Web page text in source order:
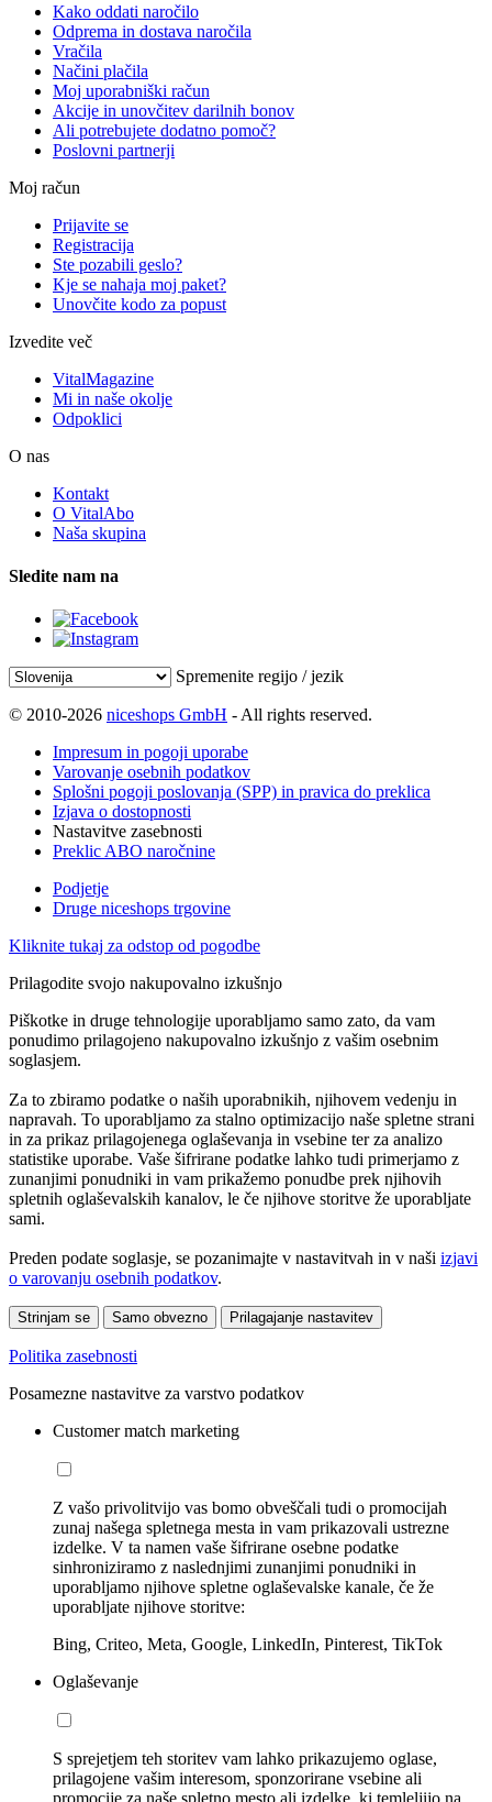
Kako oddati naročilo
Odprema in dostava naročila
Vračila
Načini plačila
Moj uporabniški račun
Akcije in unovčitev darilnih bonov
Ali potrebujete dodatno pomoč?
Poslovni partnerji
Moj račun
Prijavite se
Registracija
Ste pozabili geslo?
Kje se nahaja moj paket?
Unovčite kodo za popust
Izvedite več
VitalMagazine
Mi in naše okolje
Odpoklici
O nas
Kontakt
O VitalAbo
Naša skupina
Sledite nam na
Spremenite regijo / jezik
© 2010-2026 niceshops GmbH - All rights reserved.
Impresum in pogoji uporabe
Varovanje osebnih podatkov
Splošni pogoji poslovanja (SPP) in pravica do preklica
Izjava o dostopnosti
Nastavitve zasebnosti
Preklic ABO naročnine
Podjetje
Druge niceshops trgovine
Kliknite tukaj za odstop od pogodbe
Prilagodite svojo nakupovalno izkušnjo
Piškotke in druge tehnologije uporabljamo samo zato, da vam
ponudimo prilagojeno nakupovalno izkušnjo z vašim osebnim
soglasjem.
Za to zbiramo podatke o naših uporabnikih, njihovem vedenju in
napravah. To uporabljamo za stalno optimizacijo naše spletne strani
in za prikaz prilagojenega oglaševanja in vsebine ter za analizo
statistike uporabe. Vaše šifrirane podatke lahko tudi primerjamo z
zunanjimi ponudniki in vam prikažemo ponudbe prek njihovih
spletnih oglaševalskih kanalov, le če njihove storitve že uporabljate
sami.
Preden podate soglasje, se pozanimajte v nastavitvah in v naši izjavi
o varovanju osebnih podatkov.
Strinjam se Samo obvezno Prilagajanje nastavitev
Politika zasebnosti
Posamezne nastavitve za varstvo podatkov
Customer match marketing
Z vašo privolitvijo vas bomo obveščali tudi o promocijah
zunaj našega spletnega mesta in vam prikazovali ustrezne
izdelke. V ta namen vaše šifrirane osebne podatke
sinhroniziramo z naslednjimi zunanjimi ponudniki in
uporabljamo njihove spletne oglaševalske kanale, če že
uporabljate njihove storitve:
Bing, Criteo, Meta, Google, LinkedIn, Pinterest, TikTok
Oglaševanje
S sprejetjem teh storitev vam lahko prikazujemo oglase,
prilagojene vašim interesom, sponzorirane vsebine ali